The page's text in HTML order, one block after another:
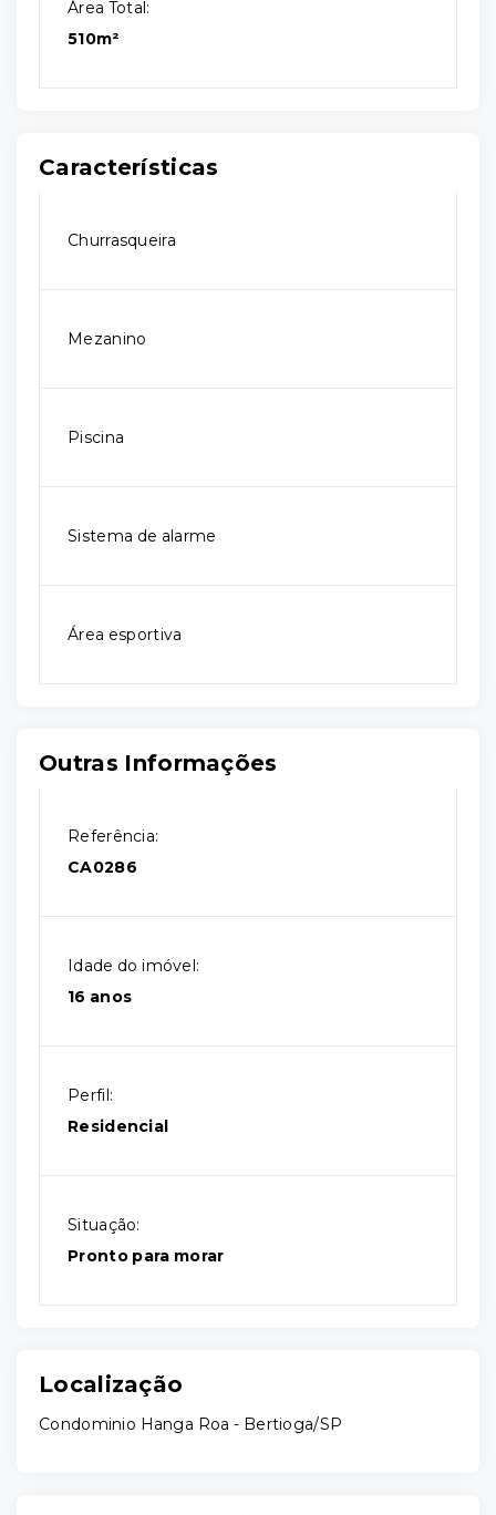
Área Total:
510m²
Características
Churrasqueira
Mezanino
Piscina
Sistema de alarme
Área esportiva
Outras Informações
Referência:
CA0286
Idade do imóvel:
16 anos
Perfil:
Residencial
Situação:
Pronto para morar
Localização
Condominio Hanga Roa - Bertioga/SP